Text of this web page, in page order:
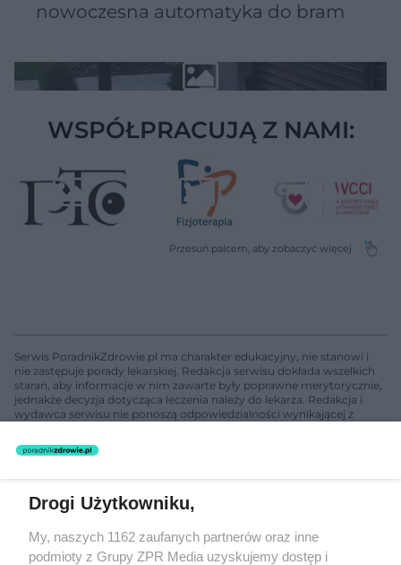
nowoczesna automatyka do bram
WSPÓŁPRACUJĄ Z NAMI:
Serwis PoradnikZdrowie.pl ma charakter edukacyjny, nie stanowi i
nie zastępuje porady lekarskiej. Redakcja serwisu dokłada wszelkich
starań, aby informacje w nim zawarte były poprawne merytorycznie,
jednakże decyzja dotycząca leczenia należy do lekarza. Redakcja i
wydawca serwisu nie ponoszą odpowiedzialności wynikającej z
nie prowadzi działalności leczniczej polegającej na udzielaniu
świadczeń zdrowotnych w rozumieniu art. 3 ust 1 ustawy o
Żaden utwór zamieszczony w serwisie nie może być powielany i
rozpowszechniany lub dalej rozpowszechniany w jakikolwiek sposób
(w tym także elektroniczny lub mechaniczny) na jakimkolwiek polu
Drogi Użytkowniku,
My, naszych 1162 zaufanych partnerów oraz inne
podmioty z Grupy ZPR Media uzyskujemy dostęp i